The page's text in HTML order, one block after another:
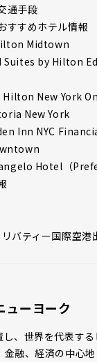
通手段
すすめホテル情報
Midtown
Suites by Hilton
New York
New York
Inn NYC
Hotel（
バティー国際空港
ューヨーク
、世界を代表する
融、経済の中心